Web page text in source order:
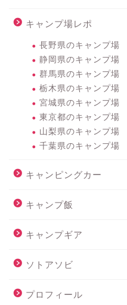
キャンプ場レポ
長野県のキャンプ場
静岡県のキャンプ場
群馬県のキャンプ場
栃木県のキャンプ場
宮城県のキャンプ場
東京都のキャンプ場
山梨県のキャンプ場
千葉県のキャンプ場
キャンピングカー
キャンプ飯
キャンプギア
ソトアソビ
プロフィール